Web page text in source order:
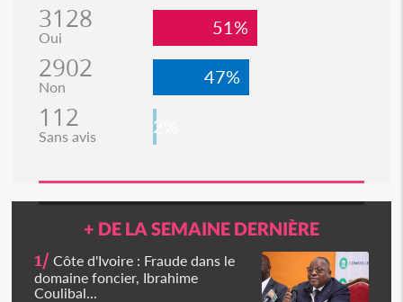
3128
Oui 51%
2902
Non 47%
112
Sans avis 2%
+ DE LA SEMAINE DERNIÈRE
1/ Côte d'Ivoire : Fraude dans le
domaine foncier, Ibrahime
Coulibal...